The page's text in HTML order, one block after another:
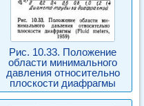
Рис. 10.33. Положение
области минимального
давления относительно
плоскости диафрагмы